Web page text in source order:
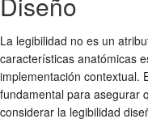
La legibilidad no es un
características anatómicas
implementación contextual.
fundamental para asegurar
considerar la legibilidad